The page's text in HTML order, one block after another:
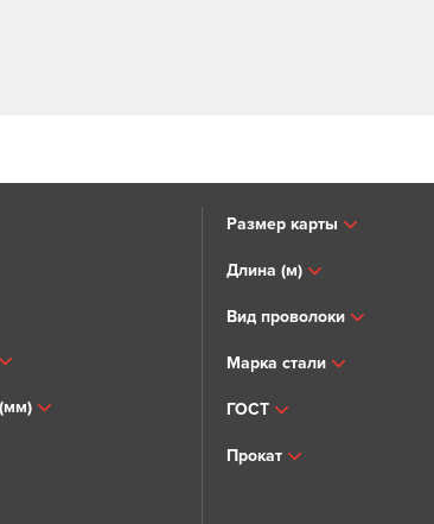
Размер карты
Длина (м)
Вид проволоки
Марка стали
ГОСТ
Прокат